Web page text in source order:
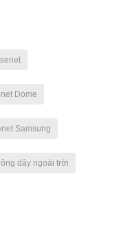
Dome
Samsung
dây ngoài trời